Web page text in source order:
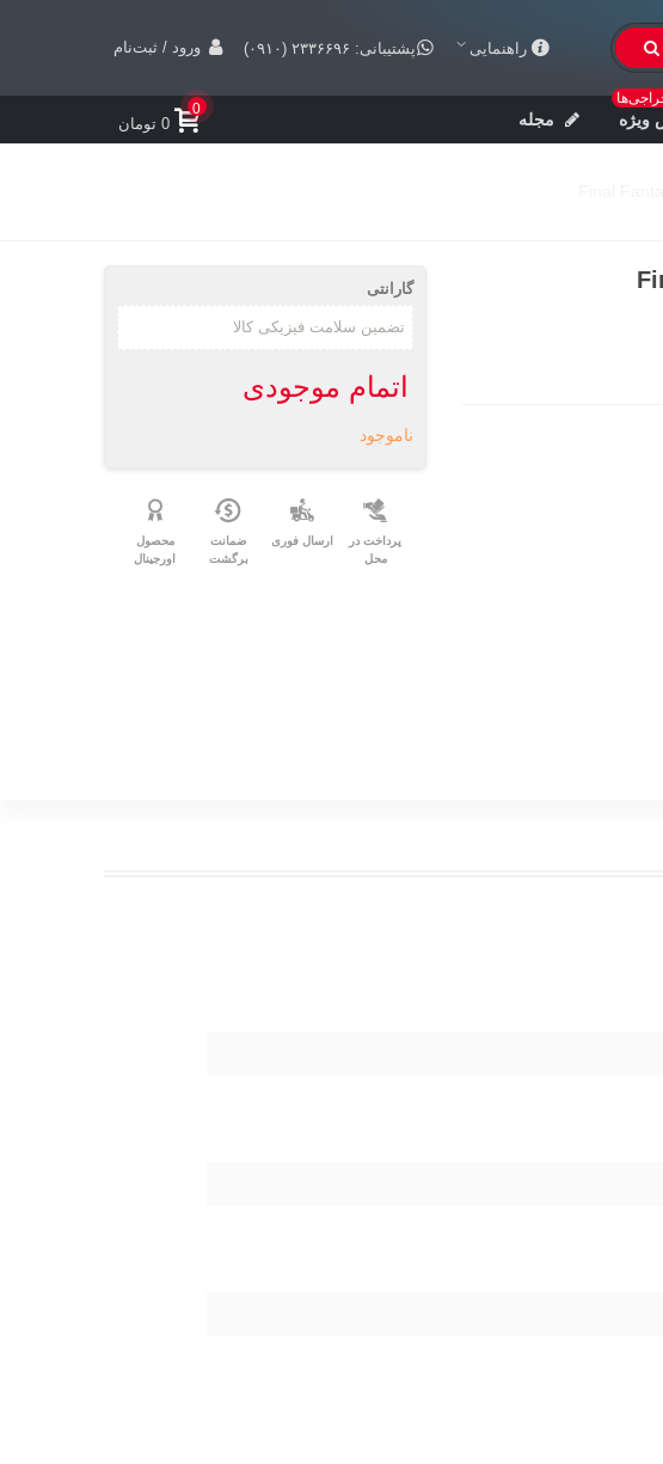
راهنمایی پشتیبانی: ۲۳۳۶۶۹۶ (۰۹۱۰) ورود / ثبت‌نام
ویژه مجله
0
0 تومان
گارانتی
اتمام موجودی
ناموجود
پرداخت در
محل
ارسال فوری
ضمانت
برگشت
محصول
اورجینال